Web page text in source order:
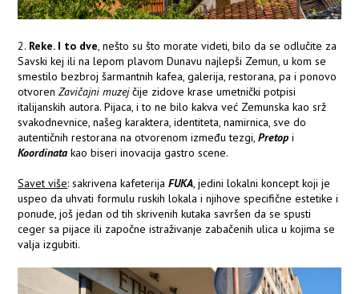
2. Reke. I to dve, nešto su što morate videti, bilo da se odlučite za
Savski kej ili na lepom plavom Dunavu najlepši Zemun, u kom se
smestilo bezbroj šarmantnih kafea, galerija, restorana, pa i ponovo
otvorenZavičajni muzejčije zidove krase umetnički potpisi
italijanskih autora. Pijaca, i to ne bilo kakva već Zemunska kao srž
svakodnevnice, našeg karaktera, identiteta, namirnica, sve do
autentičnih restorana na otvorenom između tezgi,Pretop i
Koordinata kao biseri inovacija gastro scene.
Savet više: sakrivena kafeterijaFUKA, jedini lokalni koncept koji je
uspeo da uhvati formulu ruskih lokala i njihove specifične estetike i
ponude, još jedan od tih skrivenih kutaka savršen da se spusti
ceger sa pijace ili započne istraživanje zabačenih ulica u kojima se
valja izgubiti.